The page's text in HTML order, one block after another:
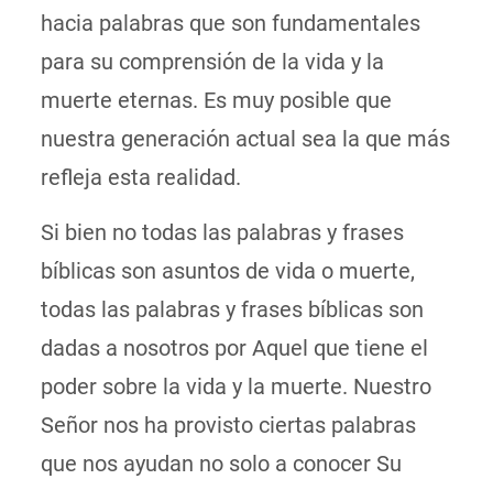
hacia palabras que son fundamentales
para su comprensión de la vida y la
muerte eternas. Es muy posible que
nuestra generación actual sea la que más
refleja esta realidad.
Si bien no todas las palabras y frases
bíblicas son asuntos de vida o muerte,
todas las palabras y frases bíblicas son
dadas a nosotros por Aquel que tiene el
poder sobre la vida y la muerte. Nuestro
Señor nos ha provisto ciertas palabras
que nos ayudan no solo a conocer Su